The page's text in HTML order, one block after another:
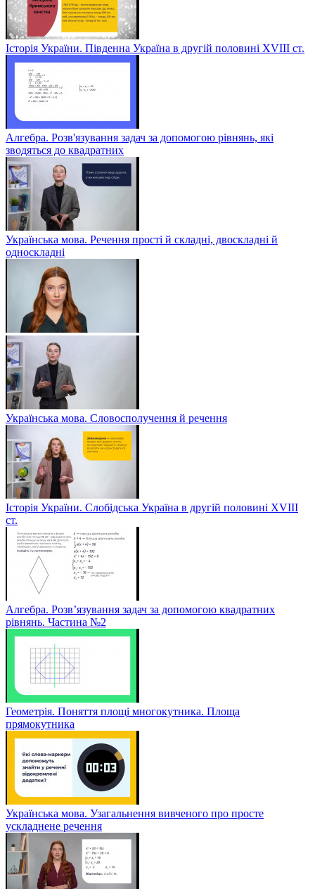
Історія України. Південна Україна в другій половині ХVІІІ ст.
Алгебра. Розв'язування задач за допомогою рівнянь, які
зводяться до квадратних
Українська мова. Речення прості й складні, двоскладні й
односкладні
Українська мова. Словосполучення й речення
Історія України. Слобідська Україна в другій половині ХVIIІ
ст.
Алгебра. Розв’язування задач за допомогою квадратних
рівнянь. Частина №2
Геометрія. Поняття площі многокутника. Площа
прямокутника
Українська мова. Узагальнення вивченого про просте
ускладнене речення